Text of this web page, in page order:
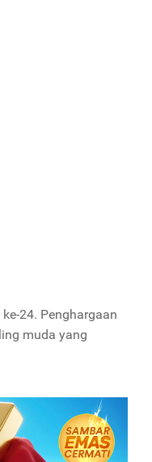
ke-24. Penghargaan
muda yang